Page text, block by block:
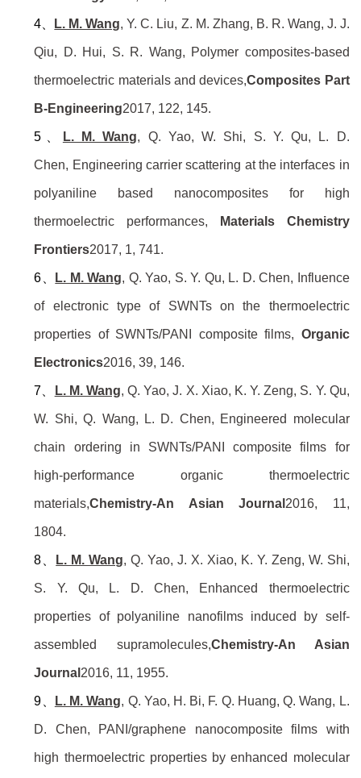
4、 L. M. Wang, Y. C. Liu, Z. M. Zhang, B. R. Wang, J. J.
Qiu, D. Hui, S. R. Wang, Polymer composites-based
thermoelectric materials and devices,Composites Part
B-Engineering2017, 122, 145.
5、 L. M. Wang, Q. Yao, W. Shi, S. Y. Qu, L. D.
Chen, Engineering carrier scattering at the interfaces in
polyaniline based nanocomposites for high
thermoelectric performances, Materials Chemistry
Frontiers2017, 1, 741.
6、 L. M. Wang, Q. Yao, S. Y. Qu, L. D. Chen, Influence
of electronic type of SWNTs on the thermoelectric
properties of SWNTs/PANI composite films, Organic
Electronics2016,39, 146.
7、 L. M. Wang, Q. Yao, J. X. Xiao, K. Y. Zeng, S. Y. Qu,
W. Shi, Q. Wang, L. D. Chen, Engineered molecular
chain ordering in SWNTs/PANI composite films for
high-performance organic thermoelectric
materials,Chemistry-An Asian Journal2016, 11,
1804.
8、 L. M. Wang, Q. Yao, J. X. Xiao, K. Y. Zeng, W. Shi,
S. Y. Qu, L. D. Chen, Enhanced thermoelectric
properties of polyaniline nanofilms induced by self-
assembled supramolecules,Chemistry-An Asian
Journal2016, 11, 1955.
9、 L. M. Wang, Q. Yao, H. Bi, F. Q. Huang, Q. Wang, L.
D. Chen, PANI/graphene nanocomposite films with
high thermoelectric properties by enhanced molecular